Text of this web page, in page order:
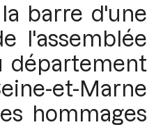
barre d'une
l'assemblée
département
et-Marne
hommages